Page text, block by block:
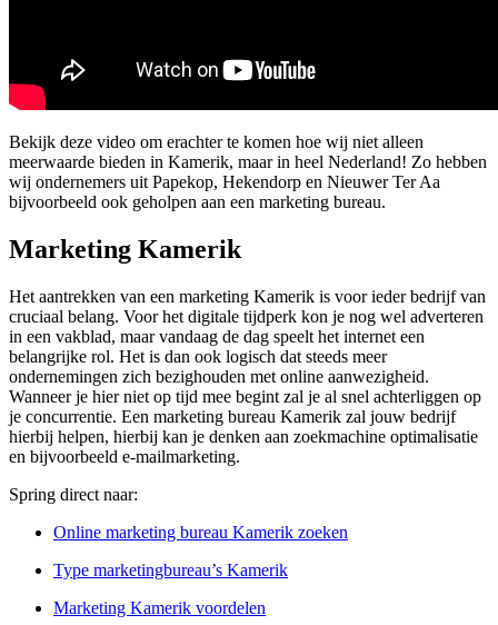
Bekijk deze video om erachter te komen hoe wij niet alleen
meerwaarde bieden in Kamerik, maar in heel Nederland! Zo hebben
wij ondernemers uit Papekop, Hekendorp en Nieuwer Ter Aa
bijvoorbeeld ook geholpen aan een marketing bureau.
Marketing Kamerik
Het aantrekken van een marketing Kamerik is voor ieder bedrijf van
cruciaal belang. Voor het digitale tijdperk kon je nog wel adverteren
in een vakblad, maar vandaag de dag speelt het internet een
belangrijke rol. Het is dan ook logisch dat steeds meer
ondernemingen zich bezighouden met online aanwezigheid.
Wanneer je hier niet op tijd mee begint zal je al snel achterliggen op
je concurrentie. Een marketing bureau Kamerik zal jouw bedrijf
hierbij helpen, hierbij kan je denken aan zoekmachine optimalisatie
en bijvoorbeeld e-mailmarketing.
Spring direct naar:
Online marketing bureau Kamerik zoeken
Type marketingbureau’s Kamerik
Marketing Kamerik voordelen